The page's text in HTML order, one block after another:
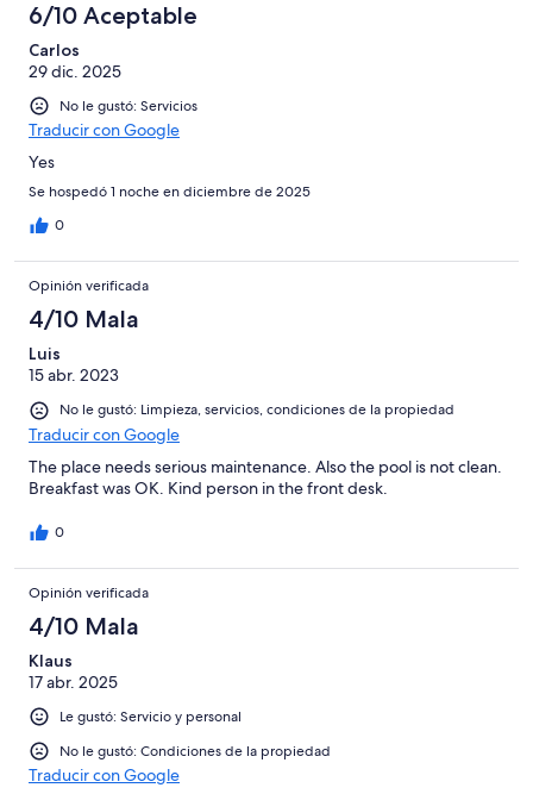
6/10 Aceptable
Carlos
29 dic. 2025
No le gustó: Servicios
Traducir con Google
Yes
Se hospedó 1 noche en diciembre de 2025
0
Opinión verificada
4/10 Mala
Luis
15 abr. 2023
No le gustó: Limpieza, servicios, condiciones de la propiedad
Traducir con Google
The place needs serious maintenance. Also the pool is not clean.
Breakfast was OK. Kind person in the front desk.
0
Opinión verificada
4/10 Mala
Klaus
17 abr. 2025
Le gustó: Servicio y personal
No le gustó: Condiciones de la propiedad
Traducir con Google